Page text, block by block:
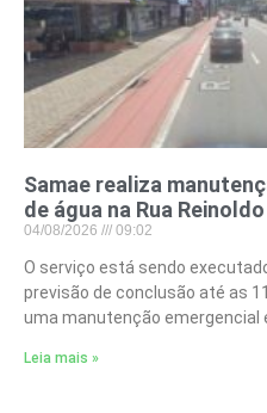
Samae realiza
de água na Rua Reinoldo
04/08/2026 09:02
O serviço está sendo
previsão de conclusão até as
uma manutenção emergencial
Leia mais »